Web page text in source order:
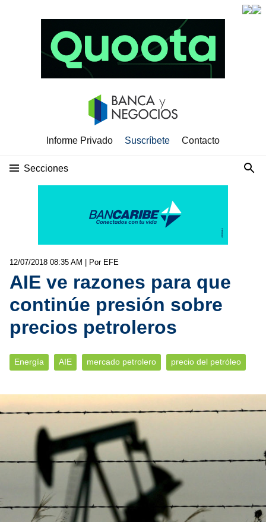
Informe Privado Suscríbete Contacto
Secciones
12/07/2018 08:35 AM | Por EFE
AIE ve razones para que
continúe presión sobre
precios petroleros
Energía AIE mercado petrolero precio del petróleo